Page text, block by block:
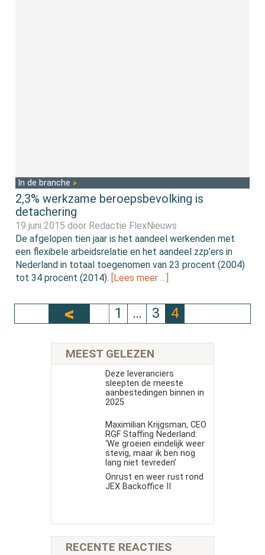
In de branche
2,3% werkzame beroepsbevolking is
detachering
19 juni 2015 door Redactie FlexNieuws
De afgelopen tien jaar is het aandeel werkenden met
een flexibele arbeidsrelatie en het aandeel zzp’ers in
Nederland in totaal toegenomen van 23 procent (2004)
tot 34 procent (2014). [Lees meer …]
1 … 3 4
MEEST GELEZEN
Deze leveranciers
sleepten de meeste
aanbestedingen binnen in
2025
Maximilian Krijgsman, CEO
RGF Staffing Nederland:
‘We groeien eindelijk weer
stevig, maar ik ben nog
lang niet tevreden’
Onrust en weer rust rond
JEX Backoffice II
RECENTE REACTIES